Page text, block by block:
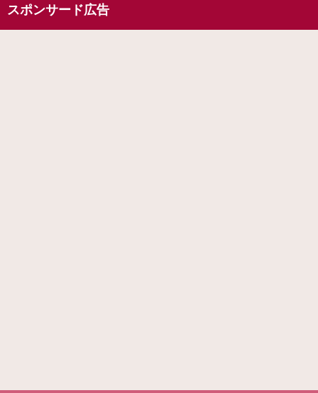
スポンサード広告